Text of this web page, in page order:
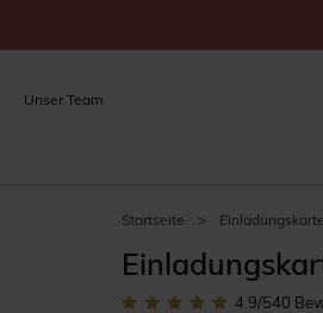
Unser Team
Startseite >
4.9/540